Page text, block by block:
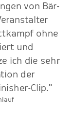
von Bär-
ohne
und
ich die sehr
der
Clip."